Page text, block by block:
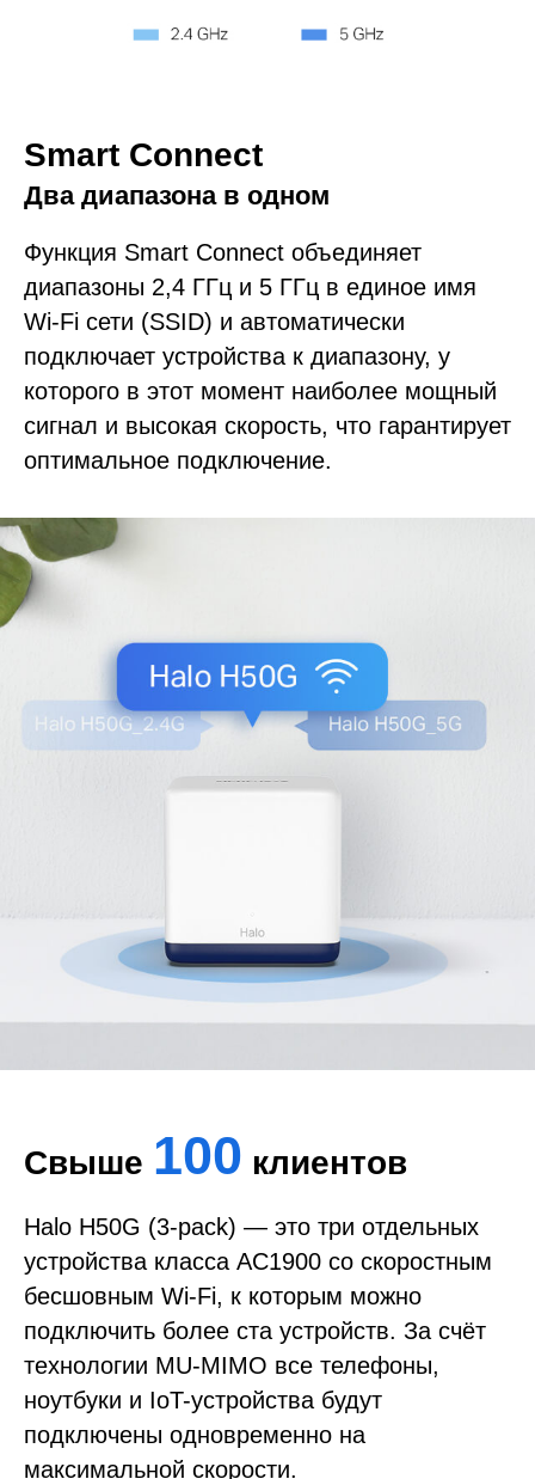
Smart Connect
Два диапазона в одном
Функция Smart Connect объединяет
диапазоны 2,4 ГГц и 5 ГГц в единое имя
Wi-Fi сети (SSID) и автоматически
подключает устройства к диапазону, у
которого в этот момент наиболее мощный
сигнал и высокая скорость, что гарантирует
оптимальное подключение.
Свыше 100 клиентов
Halo H50G (3-pack) — это три отдельных
устройства класса AC1900 со скоростным
бесшовным Wi-Fi, к которым можно
подключить более ста устройств. За счёт
технологии MU-MIMO все телефоны,
ноутбуки и IoT-устройства будут
подключены одновременно на
максимальной скорости.